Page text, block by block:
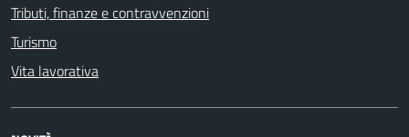
Tributi, finanze e contravvenzioni
Turismo
Vita lavorativa